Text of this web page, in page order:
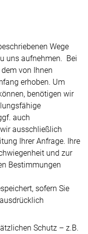
Wege
uns aufnehmen. Bei
von Ihnen
erhoben. Um
benötigen wir
auch
ausschließlich
Ihrer Anfrage. Ihre
und zur
Bestimmungen
sofern Sie
Schutz – z.B.